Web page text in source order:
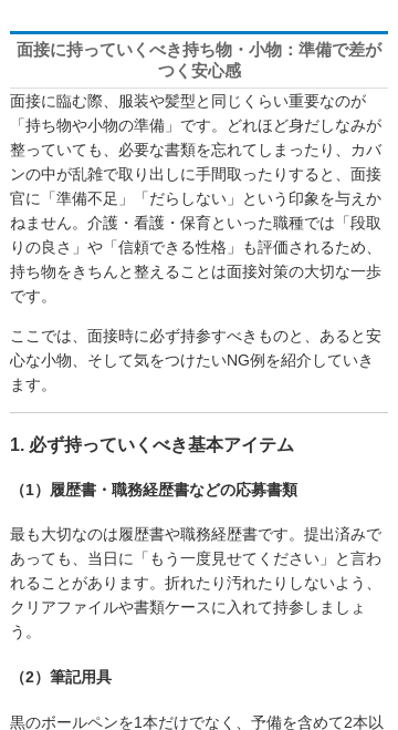
面接に持っていくべき持ち物・小物：準備で差が
つく安心感
面接に臨む際、服装や髪型と同じくらい重要なのが
「持ち物や小物の準備」です。どれほど身だしなみが
整っていても、必要な書類を忘れてしまったり、カバ
ンの中が乱雑で取り出しに手間取ったりすると、面接
官に「準備不足」「だらしない」という印象を与えか
ねません。介護・看護・保育といった職種では「段取
りの良さ」や「信頼できる性格」も評価されるため、
持ち物をきちんと整えることは面接対策の大切な一歩
です。
ここでは、面接時に必ず持参すべきものと、あると安
心な小物、そして気をつけたいNG例を紹介していき
ます。
1. 必ず持っていくべき基本アイテム
（1）履歴書・職務経歴書などの応募書類
最も大切なのは履歴書や職務経歴書です。提出済みで
あっても、当日に「もう一度見せてください」と言わ
れることがあります。折れたり汚れたりしないよう、
クリアファイルや書類ケースに入れて持参しましょ
う。
（2）筆記用具
黒のボールペンを1本だけでなく、予備を含めて2本以